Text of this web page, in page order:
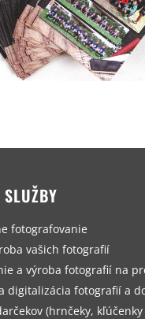
fotografovanie
vašich fotografií
a výroba fotografií na
digitalizácia fotografií a
(hrnčeky,